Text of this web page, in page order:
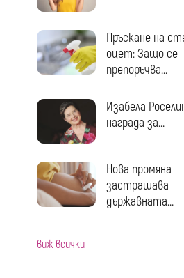
Пръскане на
оцет: Защо се
препоръчва...
Изабела
награда за...
Нова промяна
застрашава
държавната...
виж всички